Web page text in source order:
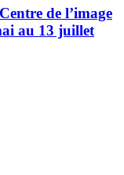
de l’image
au 13 juillet